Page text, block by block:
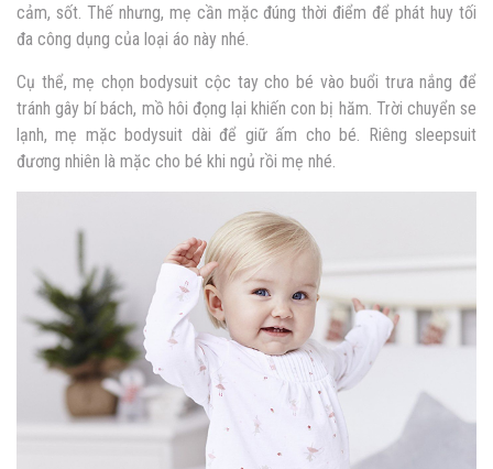
cảm, sốt. Thế nhưng, mẹ cần mặc đúng thời điểm để phát huy tối
đa công dụng của loại áo này nhé.
Cụ thể, mẹ chọn bodysuit cộc tay cho bé vào buổi trưa nắng để
tránh gây bí bách, mồ hôi đọng lại khiến con bị hăm. Trời chuyển se
lạnh, mẹ mặc bodysuit dài để giữ ấm cho bé. Riêng sleepsuit
đương nhiên là mặc cho bé khi ngủ rồi mẹ nhé.